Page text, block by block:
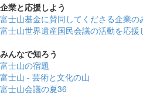
企業と応援しよう
富士山基金に賛同してくださる企業の
富士山世界遺産国民会議の活動を応援
みんなで知ろう
富士山の宿題
富士山 - 芸術と文化の山
富士山会議の夏36